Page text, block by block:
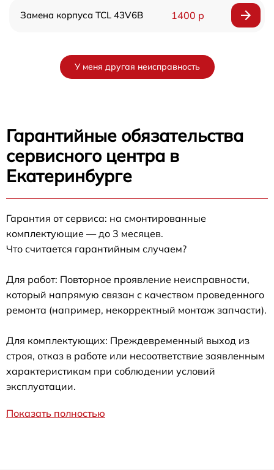
Замена корпуса TCL 43V6B 1400 р
У меня другая неисправность
Гарантийные обязательства
сервисного центра в
Екатеринбурге
Гарантия от сервиса: на смонтированные
комплектующие — до 3 месяцев.
Что считается гарантийным случаем?
Для работ: Повторное проявление неисправности,
который напрямую связан с качеством проведенного
ремонта (например, некорректный монтаж запчасти).
Для комплектующих: Преждевременный выход из
строя, отказ в работе или несоответствие заявленным
характеристикам при соблюдении условий
эксплуатации.
Показать полностью